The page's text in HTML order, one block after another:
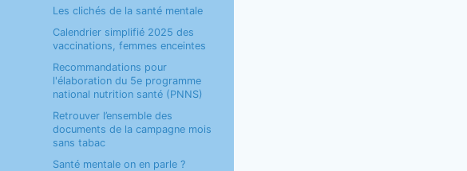
Les clichés de la santé mentale
Calendrier simplifié 2025 des
vaccinations, femmes enceintes
Recommandations pour
l'élaboration du 5e programme
national nutrition santé (PNNS)
Retrouver l’ensemble des
documents de la campagne mois
sans tabac
Santé mentale on en parle ?